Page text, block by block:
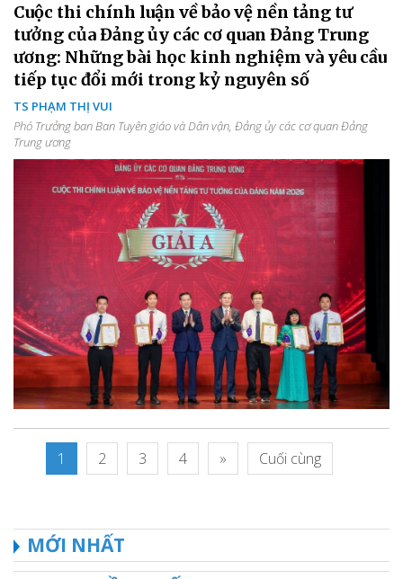
Cuộc thi chính luận về bảo vệ nền tảng tư
tưởng của Đảng ủy các cơ quan Đảng Trung
ương: Những bài học kinh nghiệm và yêu cầu
tiếp tục đổi mới trong kỷ nguyên số
TS PHẠM THỊ VUI
Phó Trưởng ban Ban Tuyên giáo và Dân vận, Đảng ủy các cơ quan Đảng
Trung ương
1 2 3 4 » Cuối cùng
MỚI NHẤT